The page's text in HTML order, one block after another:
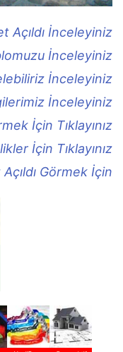
Açıldı İnceleyiniz
İnceleyiniz
İnceleyiniz
İnceleyiniz
İçin Tıklayınız
İçin Tıklayınız
Görmek İçin